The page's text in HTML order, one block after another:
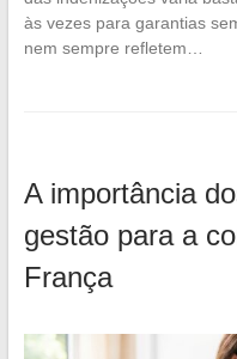
às vezes para garantias
nem sempre refletem…
A importância
gestão para a
França